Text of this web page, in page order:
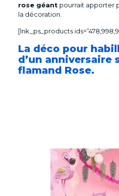
rose géantpourrait apporter
la décoration.
[lnk_ps_products
La déco pour
d’un anniversaire
flamand Rose.